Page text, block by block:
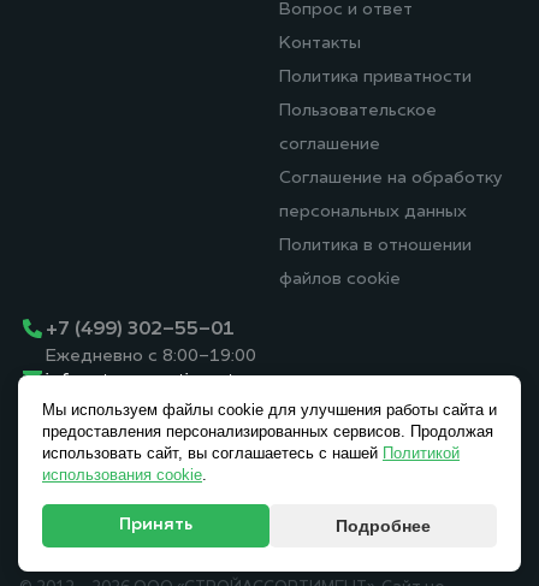
Вопрос и ответ
Контакты
Политика приватности
Пользовательское
соглашение
Соглашение на обработку
персональных данных
Политика в отношении
файлов cookie
+7 (499) 302-55-01
Ежедневно с 8:00-19:00
info@stroyassortiment.ru
Московская область, г.
Мытищи, Осташковское
шоссе, вл. 14, стр. 5
Мы используем файлы cookie для улучшения работы сайта и
предоставления персонализированных сервисов. Продолжая
использовать сайт, вы соглашаетесь с нашей Политикой
использования cookie.
Принять Подробнее